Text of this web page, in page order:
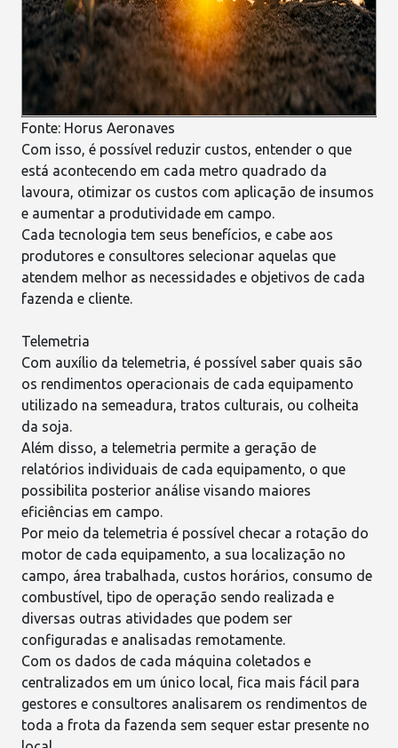
Fonte: Horus Aeronaves
Com isso, é possível reduzir custos, entender o que
está acontecendo em cada metro quadrado da
lavoura, otimizar os custos com aplicação de insumos
e aumentar a produtividade em campo.
Cada tecnologia tem seus benefícios, e cabe aos
produtores e consultores selecionar aquelas que
atendem melhor as necessidades e objetivos de cada
fazenda e cliente.
Telemetria
Com auxílio da telemetria, é possível saber quais são
os rendimentos operacionais de cada equipamento
utilizado na semeadura, tratos culturais, ou colheita
da soja.
Além disso, a telemetria permite a geração de
relatórios individuais de cada equipamento, o que
possibilita posterior análise visando maiores
eficiências em campo.
Por meio da telemetria é possível checar a rotação do
motor de cada equipamento, a sua localização no
campo, área trabalhada, custos horários, consumo de
combustível, tipo de operação sendo realizada e
diversas outras atividades que podem ser
configuradas e analisadas remotamente.
Com os dados de cada máquina coletados e
centralizados em um único local, fica mais fácil para
gestores e consultores analisarem os rendimentos de
toda a frota da fazenda sem sequer estar presente no